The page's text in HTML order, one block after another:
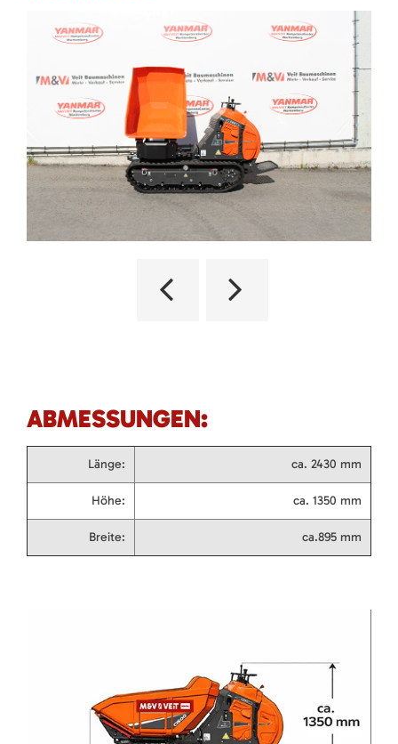
ABMESSUNGEN:
Länge: ca. 2430 mm
Höhe: ca. 1350 mm
Breite: ca.895 mm